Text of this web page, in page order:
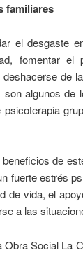
familiares
el desgaste
fomentar el
de
son algunos de
de
fuerte estrés
de vida, el
a las
Social La